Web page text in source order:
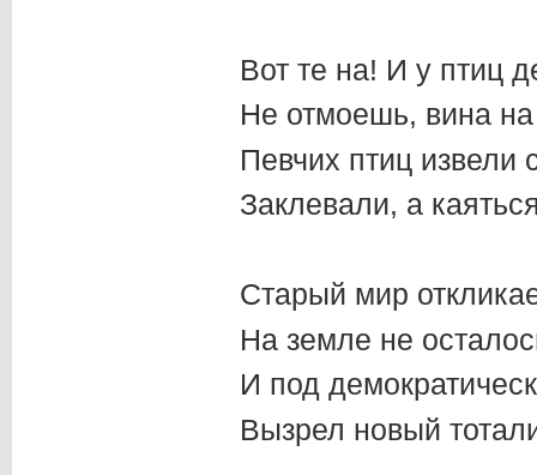
Вот те на! И у птиц
Не отмоешь, вина
Певчих птиц извели
Заклевали, а
Старый мир
На земле не
И под
Вызрел новый